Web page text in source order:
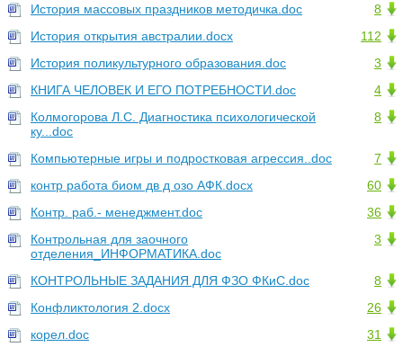
8
История массовых праздников методичка.doc
112
История открытия австралии.docx
3
История поликультурного образования.doc
4
КНИГА ЧЕЛОВЕК И ЕГО ПОТРЕБНОСТИ.doc
8
Колмогорова Л.С. Диагностика психологической
ку...doc
7
Компьютерные игры и подростковая агрессия..doc
60
контр работа биом дв д озо АФК.docx
36
Контр. раб.- менеджмент.doc
3
Контрольная для заочного
отделения_ИНФОРМАТИКА.doc
8
КОНТРОЛЬНЫЕ ЗАДАНИЯ ДЛЯ ФЗО ФКиС.doc
26
Конфликтология 2.docx
31
корел.doc